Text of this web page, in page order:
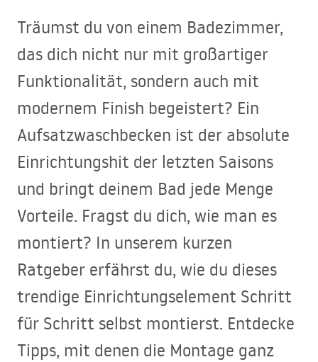
Träumst du von einem Badezimmer,
das dich nicht nur mit großartiger
Funktionalität, sondern auch mit
modernem Finish begeistert? Ein
Aufsatzwaschbecken ist der absolute
Einrichtungshit der letzten Saisons
und bringt deinem Bad jede Menge
Vorteile. Fragst du dich, wie man es
montiert? In unserem kurzen
Ratgeber erfährst du, wie du dieses
trendige Einrichtungselement Schritt
für Schritt selbst montierst. Entdecke
Tipps, mit denen die Montage ganz